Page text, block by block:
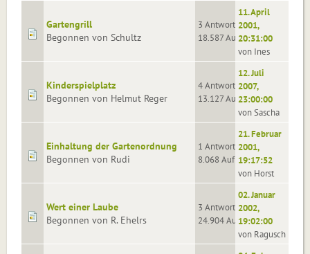
Gartengrill
Begonnen von Schultz
3 Antworten
18.587 Aufrufe
11. April
2001,
20:31:00
von Ines
Kinderspielplatz
Begonnen von Helmut Reger
4 Antworten
13.127 Aufrufe
12. Juli
2007,
23:00:00
von Sascha
Einhaltung der Gartenordnung
Begonnen von Rudi
1 Antworten
8.068 Aufrufe
21. Februar
2001,
19:17:52
von Horst
Wert einer Laube
Begonnen von R. Ehelrs
3 Antworten
24.904 Aufrufe
02. Januar
2002,
19:02:00
von Ragusch